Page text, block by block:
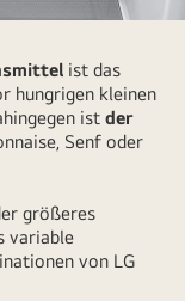
ist das
hungrigen kleinen
ist der
Senf oder
größeres
variable
von LG